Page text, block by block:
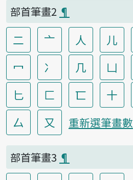
部首筆畫2 ¶
二 亠 人 儿
冖
冫 几 凵
匕
匚 匸 十
厶
又 重新選筆畫數
部首筆畫3 ¶